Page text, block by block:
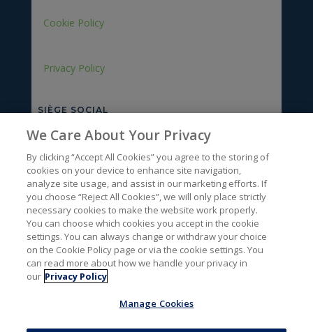
Cookie Policy
Privacy Policy
SIÈGE SOCIAL
Rue du bois des Hospices, 1
Lu-Ve : 8h – 17h
ENTREPÔT
Rue de la Grande Couture, 13
MARQUAIN, 7501
Lu-Ve : 8h15 à 11h30 – 13h à 15h
NOUS CONTACTER
We Care About Your Privacy
By clicking “Accept All Cookies” you agree to the storing of
cookies on your device to enhance site navigation,
analyze site usage, and assist in our marketing efforts. If
you choose “Reject All Cookies”, we will only place strictly
necessary cookies to make the website work properly.
You can choose which cookies you accept in the cookie
settings. You can always change or withdraw your choice
on the Cookie Policy page or via the cookie settings. You
can read more about how we handle your privacy in
our Privacy Policy
Manage Cookies